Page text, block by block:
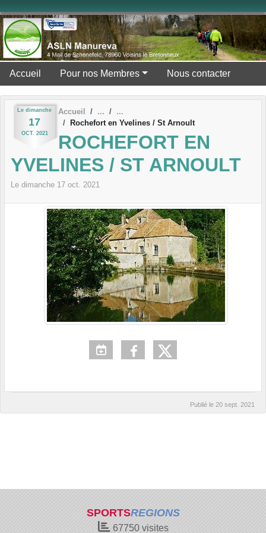
Accueil Pour nos Membres Nous contacter
Le dimanche
17
OCT. 2021
Accueil
Rochefort en Yvelines / St Arnoult
ROCHEFORT EN
YVELINES / ST ARNOULT
Le dimanche 17 oct. 2021
Publié le 20 sept. 2021
SPORTSREGIONS
67750visites